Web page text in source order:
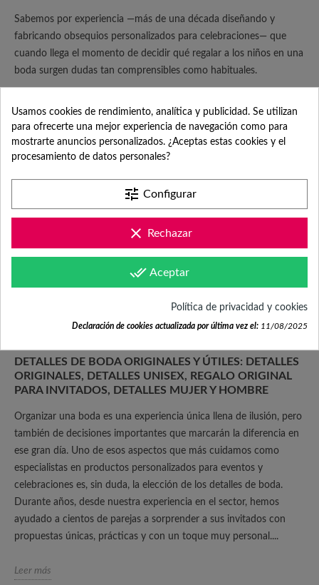
Sabemos por experiencia —más de una década diseñando y
fabricando obsequios personalizados para celebraciones— que
cuando llega el momento de decidir qué regalar a los niños en una
boda surgen dudas tan comprensibles como habituales.
DETALLES DE BODA ORIGINALES Y ÚTILES: DETALLES
ORIGINALES, DETALLES UNISEX, REGALO ORIGINAL
PARA INVITADOS, DETALLES MUJER Y HOMBRE
Organizar una boda es una experiencia única llena de ilusión, pero
también de decisiones importantes que marcarán la diferencia en
ese gran día. Uno de esos aspectos que más cuidamos como
especialistas en productos personalizados para eventos y
celebraciones es, sin duda, la elección de los detalles de boda.
Durante años, desde nuestra experiencia en el sector, hemos
ayudado a cientos de parejas a sorprender a sus invitados con
propuestas únicas, prácticas y con un toque muy personal....
Leer más
Usamos cookies de rendimiento, analítica y publicidad. Se utilizan
para ofrecerte una mejor experiencia de navegación como para
mostrarte anuncios personalizados. ¿Aceptas estas cookies y el
procesamiento de datos personales?
tune Configurar
clear Rechazar
done_all Aceptar
Política de privacidad y cookies
Declaración de cookies actualizada por última vez el: 11/08/2025